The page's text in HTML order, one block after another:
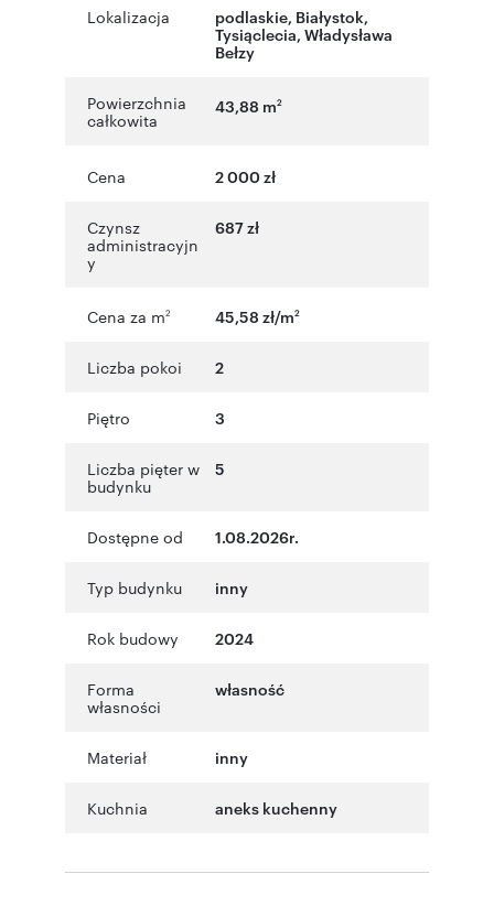
Lokalizacja podlaskie, Białystok,
Tysiąclecia, Władysława
Bełzy
Powierzchnia
całkowita
43,88 m2
Cena 2 000 zł
Czynsz
administracyjn
y
687 zł
Cena za m2 45,58 zł/m2
Liczba pokoi 2
Piętro 3
Liczba pięter w
budynku
5
Dostępne od 1.08.2026r.
Typ budynku inny
Rok budowy 2024
Forma
własności
własność
Materiał inny
Kuchnia aneks kuchenny